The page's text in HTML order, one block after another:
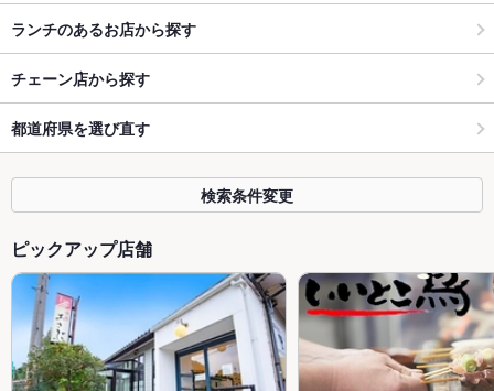
ランチのあるお店から探す
チェーン店から探す
都道府県を選び直す
検索条件変更
ピックアップ店舗